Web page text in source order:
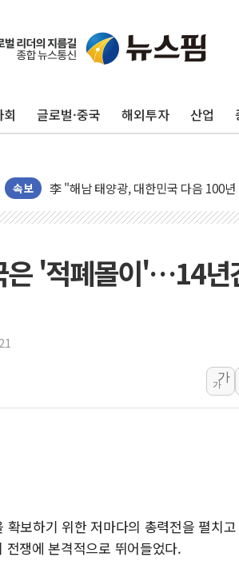
회 글로벌·중국 해외투자 산업
속보
[사진] 이슬람 수니파 3개국, 공동방위
뉴욕증시 개장 전 특징주...아틀라
트럼프 "금리 내려야"…파월 때와 달
특정 정치인 측근 포항시 정책특보 내
李 대통령, '6시간 마라톤 부동산 2차
트럼프, 中 겨냥 폴리실리콘 관세
이란와이어 "이란 최고지도자 위독…
남동발전, 해남군에 국내 최대 규모
[인도증시] 중동 불안 속 유가 상승에
폭염 누그러지고 가뭄 숙지나...경북
사우디·튀르키예·파키스탄, '공동
신길동 신축도 3.3㎡당 7250만원…써
용산공원·그린벨트로 또 충돌…반복
[AI 부동산 투데이] 특공 전략도 '극
[베트남 증시] 유동성 부진 지속, 강보
은 '적폐몰이'…14년
가
가
보하기 위한 저마다의 총력전을 펼치고
쟁에 본격적으로 뛰어들었다.